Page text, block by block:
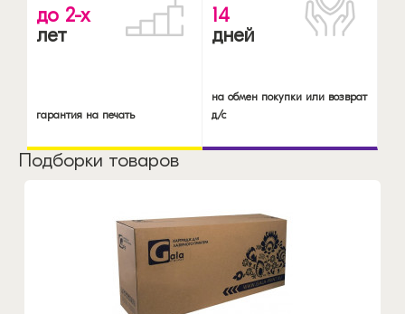
до 2-х
лет
гарантия на печать
14
дней
на обмен покупки или возврат
д/с
Подборки товаров